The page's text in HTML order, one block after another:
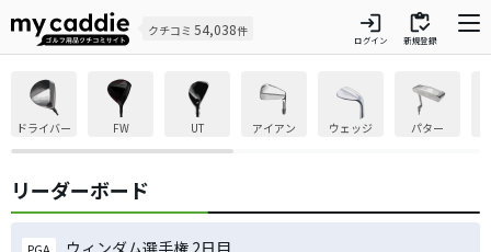
クチコミ 54,038件 login
ログイン
inventory
新規登録
ドライバー FW UT アイアン ウェッジ パター
リーダーボード
ウィンダム選手権 2日目